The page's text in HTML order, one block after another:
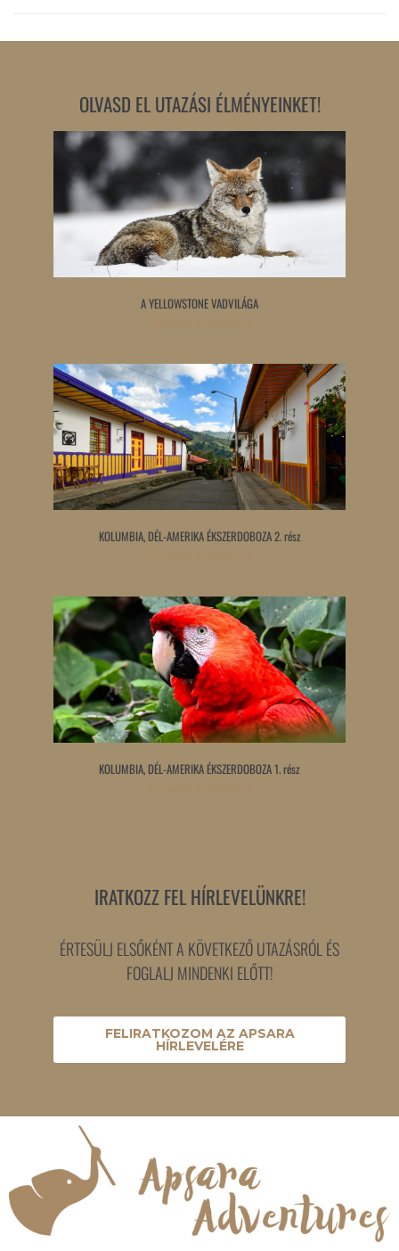
OLVASD EL UTAZÁSI ÉLMÉNYEINKET!
A YELLOWSTONE VADVILÁGA
KOLUMBIA, DÉL-AMERIKA ÉKSZERDOBOZA 2. rész
KOLUMBIA, DÉL-AMERIKA ÉKSZERDOBOZA 1. rész
IRATKOZZ FEL HÍRLEVELÜNKRE!
ÉRTESÜLJ ELSŐKÉNT A KÖVETKEZŐ UTAZÁSRÓL ÉS
FOGLALJ MINDENKI ELŐTT!
FELIRATKOZOM AZ APSARA
HÍRLEVELÉRE